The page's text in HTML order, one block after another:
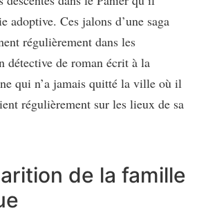
adoptive. Ces jalons d’une saga
régulièrement dans les
détective de roman écrit à la
qui n’a jamais quitté la ville où il
régulièrement sur les lieux de sa
de la famille